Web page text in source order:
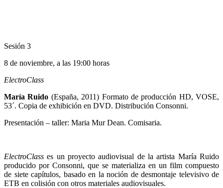
Sesión 3
8 de noviembre, a las 19:00 horas
ElectroClass
María Ruido (España, 2011) Formato de producción HD, VOSE,
53´. Copia de exhibición en DVD. Distribución Consonni.
Presentación – taller: Maria Mur Dean. Comisaria.
ElectroClass es un proyecto audiovisual de la artista María Ruido
producido por Consonni, que se materializa en un film compuesto
de siete capítulos, basado en la noción de desmontaje televisivo de
ETB en colisión con otros materiales audiovisuales.